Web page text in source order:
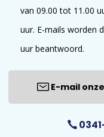
van 09.00 tot 11.00
uur. E-mails worden
uur beantwoord.
E-mail